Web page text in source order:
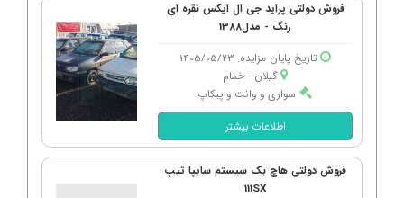
فروش دولتی پراید جی ال ایکس نقره ای
رنگ - مدل1388
تاریخ پایان مزایده: 1405/05/23
گیلان - خمام
سواری و وانت و پیکاپ
اطلاعات بیشتر
فروش دولتی هاچ بک سیستم سایپا تیپ
111SX